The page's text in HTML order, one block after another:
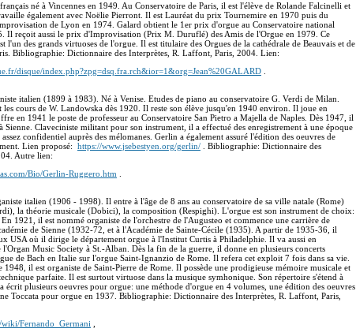
français né à Vincennes en 1949. Au Conservatoire de Paris, il est l'élève de Rolande Falcinelli et
également avec Noëlie Pierront. Il est Lauréat du prix Tournemire en 1970 puis du
de Lyon en 1974. Galard obtient le 1er prix d'orgue au Conservatoire national
Il reçoit aussi le prix d'Improvisation (Prix M. Duruflé) des Amis de l'Orgue en 1979. Ce
l'un des grands virtuoses de l'orgue. Il est titulaire des Orgues de la cathédrale de Beauvais et de
Bibliographie: Dictionnaire des Interprètes, R. Laffont, Paris, 2004. Lien:
disque/index.php?zpg=dsq.fra.rch&ior=1&org=Jean%20GALARD
italien (1899 à 1983). Né à Venise. Etudes de piano au conservatoire G. Verdi de Milan.
les cours de W. Landowska dès 1920. Il reste son élève jusqu'en 1940 environ. Il joue en
en 1941 le poste de professeur au Conservatoire San Pietro a Majella de Naples. Dès 1947, il
Sienne. Claveciniste militant pour son instrument, il a effectué des enregistrement à une époque
confidentiel auprès des mélomanes. Gerlin a également assuré l'édition des oeuvres de
Lien proposé: https://www.jsebestyen.org/gerlin/ . Bibliographie: Dictionnaire des
Autre lien:
Bio/Gerlin-Ruggero.htm
italien (1906 - 1998). Il entre à l'âge de 8 ans au conservatoire de sa ville natale (Rome)
la théorie musicale (Dobici), la composition (Respighi). L'orgue est son instrument de choix:
1921, il est nommé organiste de l'orchestre de l'Augusteo et commence une carrière de
de Sienne (1932-72, et à l'Académie de Sainte-Cécile (1935). A partir de 1935-36, il
USA où il dirige le département orgue à l'Institut Curtis à Philadelphie. Il va aussi en
Music Society à St.-Alban. Dès la fin de la guerre, il donne en plusieurs concerts
de Bach en Italie sur l'orgue Saint-Ignanzio de Rome. Il refera cet exploit 7 fois dans sa vie.
1948, il est organiste de Saint-Pierre de Rome. Il possède une prodigieuse mémoire musicale et
parfaite. Il est surtout virtuose dans la musique symhonique. Son répertoire s'étend à
écrit plusieurs oeuvres pour orgue: une méthode d'orgue en 4 volumes, une édition des oeuvres
Toccata pour orgue en 1937. Bibliographie: Dictionnaire des Interprètes, R. Laffont, Paris,
Fernando_Germani